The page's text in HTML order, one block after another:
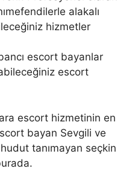
alakalı
hizmetler
escort bayanlar
escort
escort hizmetinin en
bayan Sevgili ve
tanımayan seçkin